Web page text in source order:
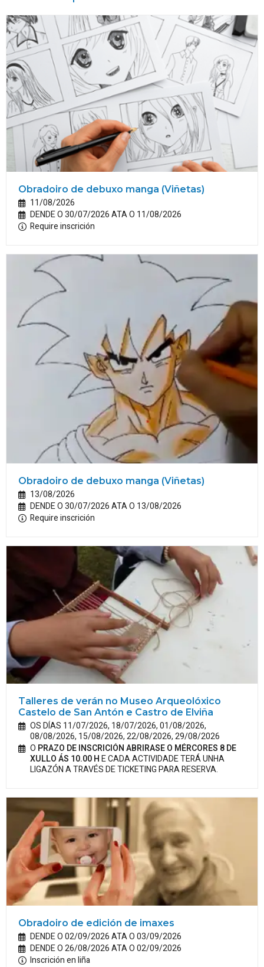
Obradoiro de debuxo manga (Viñetas)
11/08/2026
DENDE O 30/07/2026 ATA O 11/08/2026
Require inscrición
Obradoiro de debuxo manga (Viñetas)
13/08/2026
DENDE O 30/07/2026 ATA O 13/08/2026
Require inscrición
Talleres de verán no Museo Arqueolóxico
Castelo de San Antón e Castro de Elviña
OS DÍAS 11/07/2026, 18/07/2026, 01/08/2026,
08/08/2026, 15/08/2026, 22/08/2026, 29/08/2026
O PRAZO DE INSCRICIÓN ABRIRASE O MÉRCORES 8 DE
XULLO ÁS 10.00 HE CADA ACTIVIDADE TERÁ UNHA
LIGAZÓN A TRAVÉS DE TICKETING PARA RESERVA.
Obradoiro de edición de imaxes
DENDE O 02/09/2026 ATA O 03/09/2026
DENDE O 26/08/2026 ATA O 02/09/2026
Inscrición en liña